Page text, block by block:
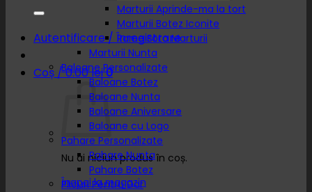
Autentificare / Înregistrare
Coș /0.00lei0
Nu ai niciun produs în coș.
Înapoi la magazin
Marturii Aprinde-ma la tort
Marturii Botez Iconite
Rame Foto Marturii
Marturii Nunta
Baloane Personalizate
Baloane Botez
Baloane Nunta
Baloane Aniversare
Baloane cu Logo
Pahare Personalizate
Pahare Nunta
Pahare Botez
Plicuri Pentru Dar